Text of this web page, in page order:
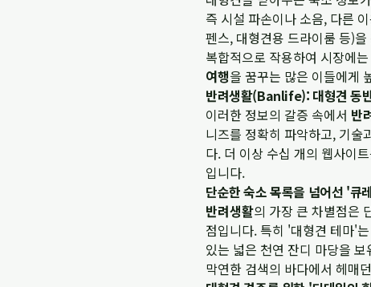
즉 시설 파손이나 소음, 다른
펜스, 대형견용 드라이룸 등)
복합적으로 작용하여 시장에
여행을 꿈꾸는 많은 이들에게
반려생활(Banlife): 대형견 동
이러한 정보의 갈증 속에서 반
니즈를 정확히 파악하고, 기술
다. 더 이상 수십 개의 웹사이
입니다.
단순한 숙소 목록을 넘어선 '큐
반려생활의 가장 큰 차별점은
점입니다. 특히 '대형견 테마'
있는 넓은 천연 잔디 마당을
막연한 검색의 바다에서 헤매